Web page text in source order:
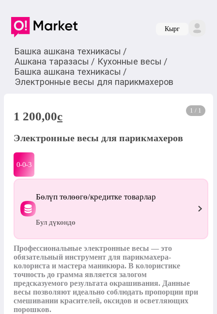
Кырг
Башка ашкана техникасы /
Ашкана таразасы / Кухонные весы /
Башка ашкана техникасы /
Электронные весы для парикмахеров
1 / 1
1 200,00c
Электронные весы для парикмахеров
0-0-3
Бөлүп төлөөгө/кредитке товарлар
Бул дүкөндө
Профессиональные электронные весы — это
обязательный инструмент для парикмахера-
колориста и мастера маникюра. В колористике
точность до грамма является залогом
предсказуемого результата окрашивания. Данные
весы позволяют идеально соблюдать пропорции при
смешивании красителей, оксидов и осветляющих
порошков.